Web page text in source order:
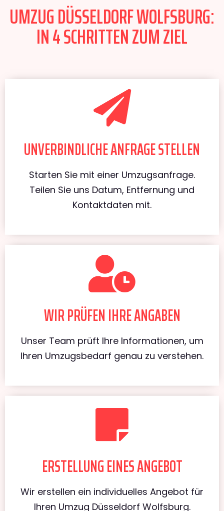
UMZUG DÜSSELDORF WOLFSBURG:
IN 4 SCHRITTEN ZUM ZIEL
UNVERBINDLICHE ANFRAGE STELLEN
Starten Sie mit einer Umzugsanfrage.
Teilen Sie uns Datum, Entfernung und
Kontaktdaten mit.
WIR PRÜFEN IHRE ANGABEN
Unser Team prüft Ihre Informationen, um
Ihren Umzugsbedarf genau zu verstehen.
ERSTELLUNG EINES ANGEBOT
Wir erstellen ein individuelles Angebot für
Ihren Umzug Düsseldorf Wolfsburg.